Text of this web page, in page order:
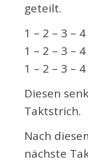
geteilt.
1 – 2 – 3 –
1 – 2 – 3 –
1 – 2 – 3 –
Diesen
Taktstrich.
Nach
nächste